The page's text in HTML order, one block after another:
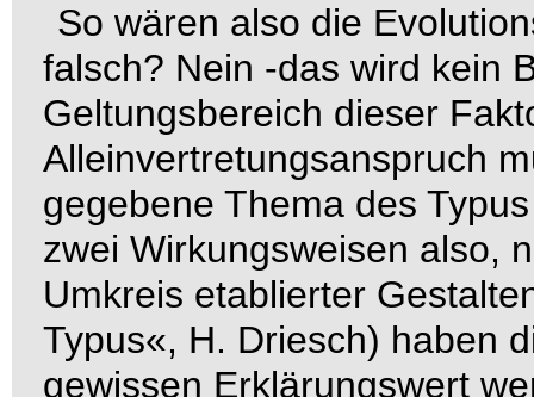
So wären also die
falsch? Nein -das wird kein
Geltungsbereich dieser
Alleinvertretungsanspruch
gegebene Thema des
zwei Wirkungsweisen also,
Umkreis etablierter
Typus«, H. Driesch) haben
gewissen Erklärungswert